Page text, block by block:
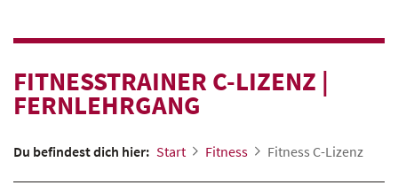
FITNESSTRAINER C-LIZENZ |
FERNLEHRGANG
Du befindest dich hier: Start Fitness Fitness C-Lizenz